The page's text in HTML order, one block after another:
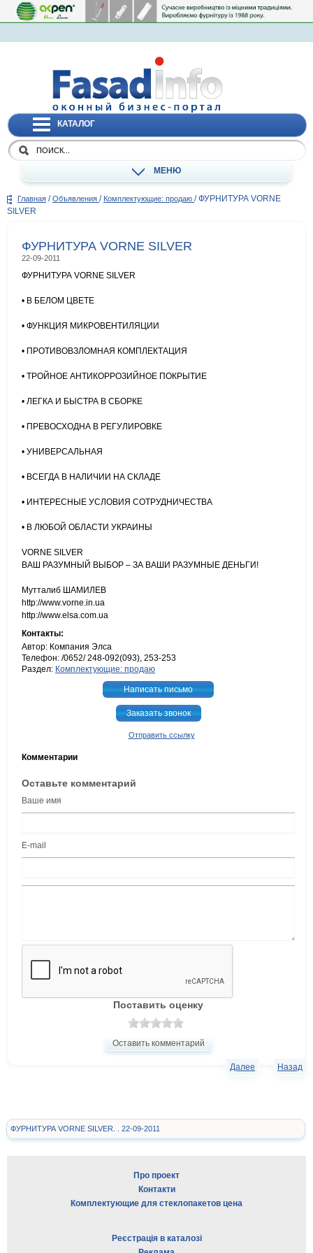
КАТАЛОГ
МЕНЮ
Главная / Объявления / Комплектующие: продаю / ФУРНИТУРА VORNE
SILVER
ФУРНИТУРА VORNE SILVER
22-09-2011
ФУРНИТУРА VORNE SILVER
• В БЕЛОМ ЦВЕТЕ
• ФУНКЦИЯ МИКРОВЕНТИЛЯЦИИ
• ПРОТИВОВЗЛОМНАЯ КОМПЛЕКТАЦИЯ
• ТРОЙНОЕ АНТИКОРРОЗИЙНОЕ ПОКРЫТИЕ
• ЛЕГКА И БЫСТРА В СБОРКЕ
• ПРЕВОСХОДНА В РЕГУЛИРОВКЕ
• УНИВЕРСАЛЬНАЯ
• ВСЕГДА В НАЛИЧИИ НА СКЛАДЕ
• ИНТЕРЕСНЫЕ УСЛОВИЯ СОТРУДНИЧЕСТВА
• В ЛЮБОЙ ОБЛАСТИ УКРАИНЫ
VORNE SILVER
ВАШ РАЗУМНЫЙ ВЫБОР – ЗА ВАШИ РАЗУМНЫЕ ДЕНЬГИ!
Мутталиб ШАМИЛЕВ
http://www.vorne.in.ua
http://www.elsa.com.ua
Контакты:
Автор: Компания Элса
Телефон: /0652/ 248-092(093), 253-253
Раздел: Комплектующие: продаю
Написать письмо
Заказать звонок
Отправить ссылку
Комментарии
Оставьте комментарий
Ваше имя
E-mail
Поставить оценку
Оставить комментарий
Назад
Далее
ФУРНИТУРА VORNE SILVER. . 22-09-2011
Про проект
Контакти
Комплектующие для стеклопакетов цена
Реєстрація в каталозі